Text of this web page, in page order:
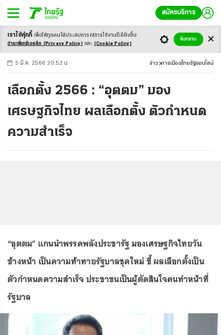
สมัครบริการ
-ก ก ก+
5 มี.ค. 2566 20:52 น. ข่าว การเมือง ไทยรัฐออนไลน์
เลือกตั้ง 2566 : “อุตตม” มอง
เศรษฐกิจไทย ผลเลือกตั้ง ตัวกำหนด
ความสำเร็จ
“อุตตม” แกนนำพรรคพลังประชารัฐ มองเศรษฐกิจไทยวัน
ข้างหน้า เป็นความท้าทายรัฐบาลชุดใหม่ ชี้ ผลเลือกตั้งเป็น
ตัวกำหนดความสำเร็จ ประชาชนเป็นผู้ตัดสินใจคนทำหน้าที่
รัฐบาล
เราใช้คุ้กกี้ เพื่อให้ทุกคนได้ประสบการณ์การใช้งานที่ดียิ่งขึ้น
อ่านเพิ่มเติมคลิก (Privacy Policy) และ (Cookie Policy)
รับทราบ